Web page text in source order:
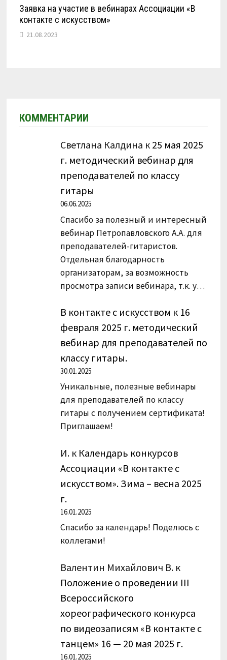
Заявка на участие в вебинарах Ассоциации «В
контакте с искусством»
21.08.2023
КОММЕНТАРИИ
Светлана Калдина к 25 мая 2025
г. методический вебинар для
преподавателей по классу
гитары
06.06.2025
Спасибо за полезный и интересный
вебинар Петропавловского А.А. для
преподавателей-гитаристов.
Отдельная благодарность
организаторам, за возможность
просмотра записи вебинара, т.к. у…
В контакте с искусством к 16
февраля 2025 г. методический
вебинар для преподавателей по
классу гитары.
30.01.2025
Уникальные, полезные вебинары
для преподавателей по классу
гитары с получением сертификата!
Приглашаем!
И. к Календарь конкурсов
Ассоциации «В контакте с
искусством». Зима – весна 2025
г.
16.01.2025
Спасибо за календарь! Поделюсь с
коллегами!
Валентин Михайлович В. к
Положение о проведении III
Всероссийского
хореографического конкурса
по видеозаписям «В контакте с
танцем» 16 — 20 мая 2025 г.
16.01.2025